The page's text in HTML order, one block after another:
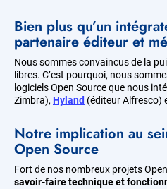
Bien plus qu’un
partenaire éditeur et
Nous sommes convaincus de la
libres. C’est pourquoi, nous
logiciels Open Source que nous
Zimbra), Hyland (éditeur Alfresco)
Notre implication au
Open Source
Fort de nos nombreux projets
savoir-faire technique et